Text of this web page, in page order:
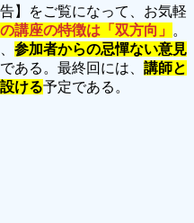
】をご覧になって、お気軽
講座の特徴は「双方向」
。
参加者からの忌憚ない意見
ある。最終回には、 講師と
ける予定である。